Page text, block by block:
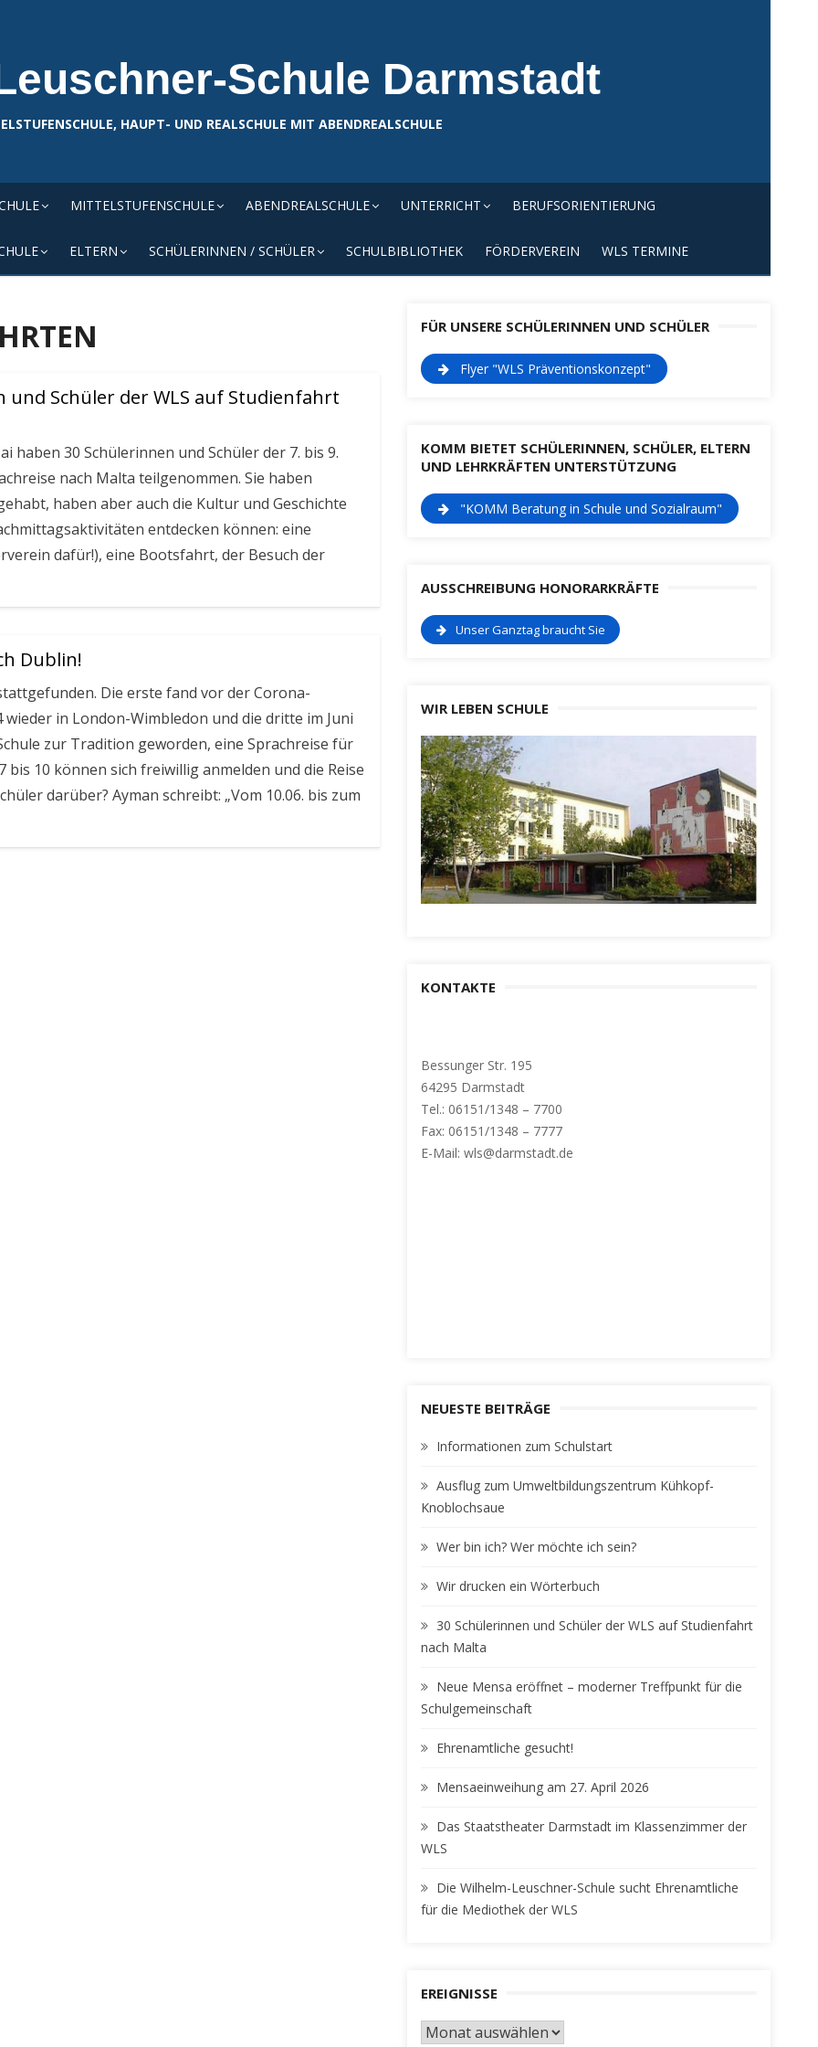
Schule Darmstadt
HAUPT- UND REALSCHULE MIT ABENDREALSCHULE
MITTELSTUFENSCHULE ABENDREALSCHULE UNTERRICHT BERUFSORIENTIERUNG
ELTERN SCHÜLERINNEN / SCHÜLER SCHULBIBLIOTHEK FÖRDERVEREIN WLS TERMINE
und Schüler der WLS auf Studienfahrt
haben 30 Schülerinnen und Schüler der 7. bis 9.
nach Malta teilgenommen. Sie haben
haben aber auch die Kultur und Geschichte
entdecken können: eine
dafür!), eine Bootsfahrt, der Besuch der
Dublin!
Die erste fand vor der Corona-
in London-Wimbledon und die dritte im Juni
zur Tradition geworden, eine Sprachreise für
10 können sich freiwillig anmelden und die Reise
darüber? Ayman schreibt: „Vom 10.06. bis zum
FÜR UNSERE SCHÜLERINNEN UND SCHÜLER
Flyer "WLS Präventionskonzept"
KOMM BIETET SCHÜLERINNEN, SCHÜLER, ELTERN
UND LEHRKRÄFTEN UNTERSTÜTZUNG
"KOMM Beratung in Schule und Sozialraum"
AUSSCHREIBUNG HONORARKRÄFTE
Unser Ganztag braucht Sie
WIR LEBEN SCHULE
KONTAKTE
Bessunger Str. 195
64295 Darmstadt
Tel.: 06151/1348 – 7700
Fax: 06151/1348 – 7777
E-Mail: wls@darmstadt.de
NEUESTE BEITRÄGE
Informationen zum Schulstart
Ausflug zum Umweltbildungszentrum Kühkopf-
Knoblochsaue
Wer bin ich? Wer möchte ich sein?
Wir drucken ein Wörterbuch
30 Schülerinnen und Schüler der WLS auf Studienfahrt
nach Malta
Neue Mensa eröffnet – moderner Treffpunkt für die
Schulgemeinschaft
Ehrenamtliche gesucht!
Mensaeinweihung am 27. April 2026
Das Staatstheater Darmstadt im Klassenzimmer der
WLS
Die Wilhelm-Leuschner-Schule sucht Ehrenamtliche
für die Mediothek der WLS
EREIGNISSE
EREIGNISSE